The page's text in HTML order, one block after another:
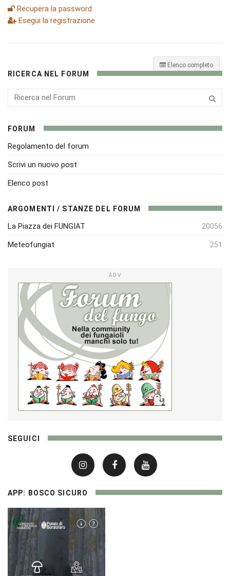
Recupera la password
Esegui la registrazione
Elenco completo
RICERCA NEL FORUM
FORUM
Regolamento del forum
Scrivi un nuovo post
Elenco post
ARGOMENTI / STANZE DEL FORUM
La Piazza dei FUNGIAT 20056
Meteofungiat 251
ADV
SEGUICI
APP: BOSCO SICURO